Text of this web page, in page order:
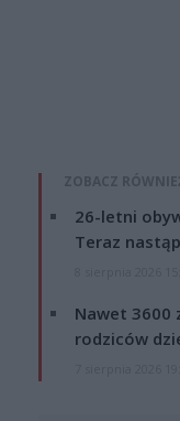
ZOBACZ
26-letni
Teraz
Nawet 3600
rodziców